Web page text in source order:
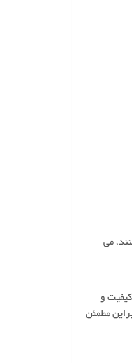
می
قالب های با کیفیت و
مطمئن